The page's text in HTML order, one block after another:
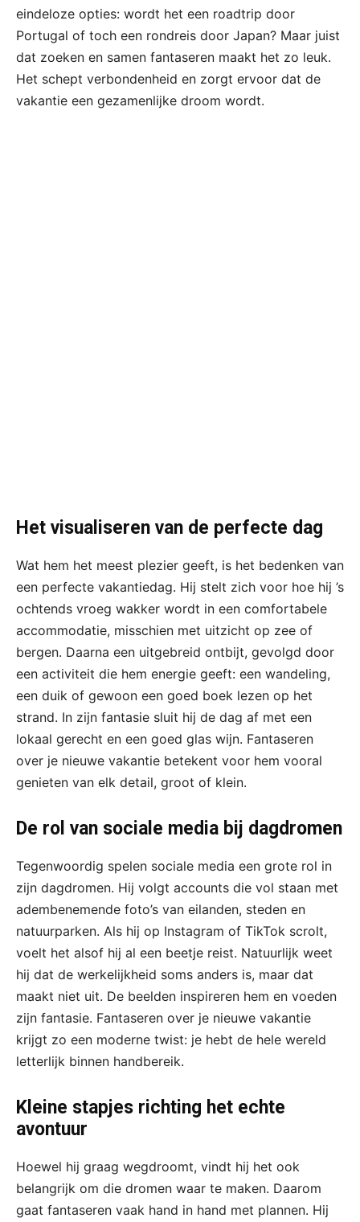
eindeloze opties: wordt het een roadtrip door
Portugal of toch een rondreis door Japan? Maar juist
dat zoeken en samen fantaseren maakt het zo leuk.
Het schept verbondenheid en zorgt ervoor dat de
vakantie een gezamenlijke droom wordt.
Het visualiseren van de perfecte dag
Wat hem het meest plezier geeft, is het bedenken van
een perfecte vakantiedag. Hij stelt zich voor hoe hij ’s
ochtends vroeg wakker wordt in een comfortabele
accommodatie, misschien met uitzicht op zee of
bergen. Daarna een uitgebreid ontbijt, gevolgd door
een activiteit die hem energie geeft: een wandeling,
een duik of gewoon een goed boek lezen op het
strand. In zijn fantasie sluit hij de dag af met een
lokaal gerecht en een goed glas wijn. Fantaseren
over je nieuwe vakantie betekent voor hem vooral
genieten van elk detail, groot of klein.
De rol van sociale media bij dagdromen
Tegenwoordig spelen sociale media een grote rol in
zijn dagdromen. Hij volgt accounts die vol staan met
adembenemende foto’s van eilanden, steden en
natuurparken. Als hij op Instagram of TikTok scrolt,
voelt het alsof hij al een beetje reist. Natuurlijk weet
hij dat de werkelijkheid soms anders is, maar dat
maakt niet uit. De beelden inspireren hem en voeden
zijn fantasie. Fantaseren over je nieuwe vakantie
krijgt zo een moderne twist: je hebt de hele wereld
letterlijk binnen handbereik.
Kleine stapjes richting het echte
avontuur
Hoewel hij graag wegdroomt, vindt hij het ook
belangrijk om die dromen waar te maken. Daarom
gaat fantaseren vaak hand in hand met plannen. Hij